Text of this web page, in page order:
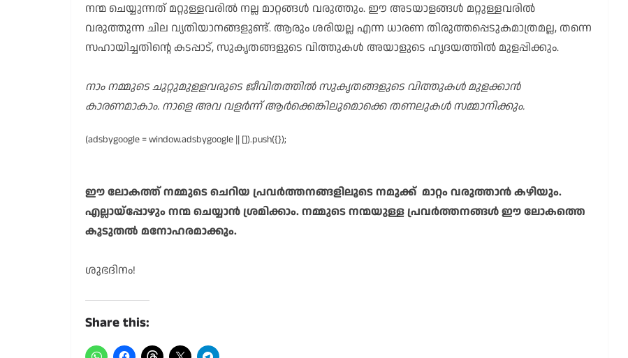
നന്മ ചെയ്യുന്നത് മറ്റുള്ളവരിൽ നല്ല മാറ്റങ്ങൾ വരുത്തും. ഈ അടയാളങ്ങൾ മറ്റുള്ളവരിൽ
വരുത്തുന്ന ചില വ്യതിയാനങ്ങളുണ്ട്. ആരും ശരിയല്ല എന്ന ധാരണ തിരുത്തപ്പെടുകമാത്രമല്ല, തന്നെ
സഹായിച്ചതിന്റെ കടപ്പാട്, സുകൃതങ്ങളുടെ വിത്തുകൾ അയാളുടെ ഹൃദയത്തിൽ മുളപ്പിക്കും.
നാം നമ്മുടെ ചുറ്റുമുളളവരുടെ ജീവിതത്തിൽ സുകൃതങ്ങളുടെ വിത്തുകൾ മുളക്കാൻ
കാരണമാകാം. നാളെ അവ വളർന്ന് ആർക്കെങ്കിലുമൊക്കെ തണലുകൾ സമ്മാനിക്കും.
(adsbygoogle = window.adsbygoogle || []).push({});
ഈ ലോകത്ത് നമ്മുടെ ചെറിയ പ്രവർത്തനങ്ങളിലൂടെ നമുക്ക് മാറ്റം വരുത്താൻ കഴിയും.
എല്ലായ്പ്പോഴും നന്മ ചെയ്യാൻ ശ്രമിക്കാം. നമ്മുടെ നന്മയുള്ള പ്രവർത്തനങ്ങൾ ഈ ലോകത്തെ
കൂടുതൽ മനോഹരമാക്കും.
ശുഭദിനം!
Share this: